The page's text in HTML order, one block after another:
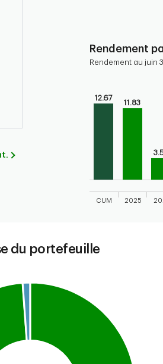
Rendement
Rendement au juin
Bar chart with 10
12.67
11.83
CUM 2025
du portefeuille